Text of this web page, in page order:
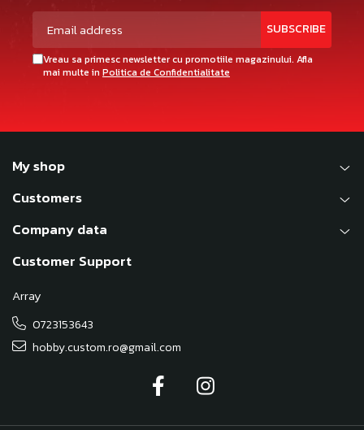
Vreau sa primesc newsletter cu promotiile magazinului. Afla
mai multe in Politica de Confidentialitate
My shop
Customers
Company data
Customer Support
Array
0723153643
hobby.custom.ro@gmail.com